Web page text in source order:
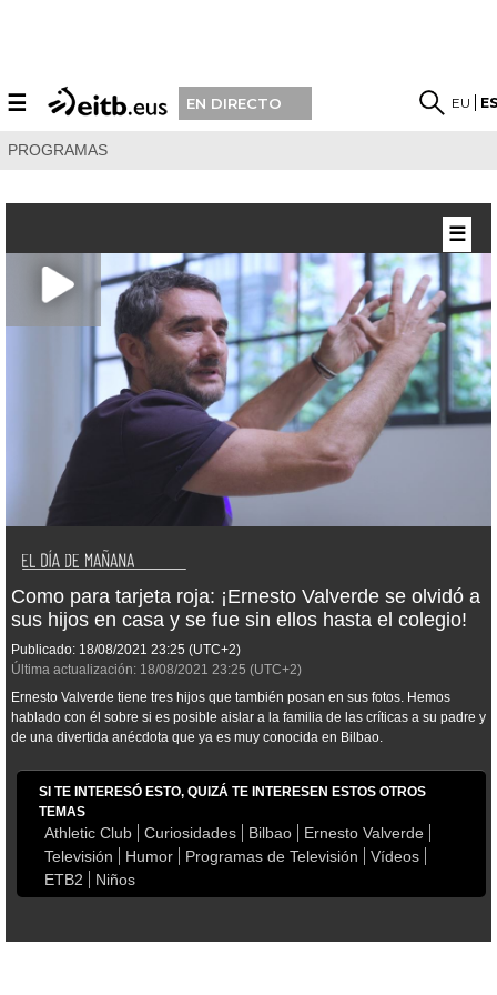
☰ EN DIRECTO EU
PROGRAMAS
Como para tarjeta roja: ¡Ernesto Valverde se olvidó a
sus hijos en casa y se fue sin ellos hasta el colegio!
Publicado: 18/08/2021 23:25 (UTC+2)
Última actualización: 18/08/2021 23:25 (UTC+2)
Ernesto Valverde tiene tres hijos que también posan en sus fotos. Hemos
hablado con él sobre si es posible aislar a la familia de las críticas a su padre y
de una divertida anécdota que ya es muy conocida en Bilbao.
SI TE INTERESÓ ESTO, QUIZÁ TE INTERESEN ESTOS OTROS
TEMAS
Athletic Club Curiosidades Bilbao
Ernesto Valverde
Televisión
Humor Programas de Televisión
Vídeos
ETB2
Niños
☰